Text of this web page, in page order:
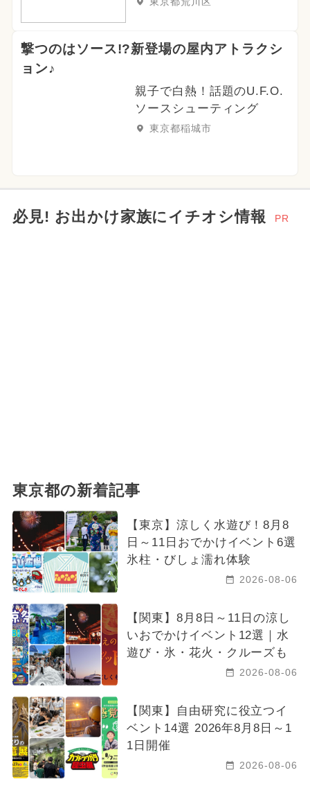
撃つのはソース!?新登場の屋内アトラクシ
ョン♪
親子で白熱！話題のU.F.O.
ソースシューティング
東京都稲城市
必見! お出かけ家族にイチオシ情報 PR
東京都の新着記事
【東京】涼しく水遊び！8月8
日～11日おでかけイベント6選
氷柱・びしょ濡れ体験
2026-08-06
【関東】8月8日～11日の涼し
いおでかけイベント12選｜水
遊び・氷・花火・クルーズも
2026-08-06
【関東】自由研究に役立つイ
ベント14選 2026年8月8日～1
1日開催
2026-08-06